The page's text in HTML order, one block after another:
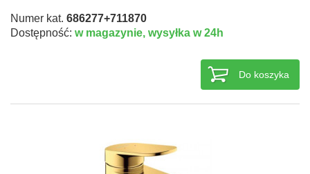
Numer kat. 686277+711870
Dostępność: w magazynie, wysyłka w 24h
Do koszyka